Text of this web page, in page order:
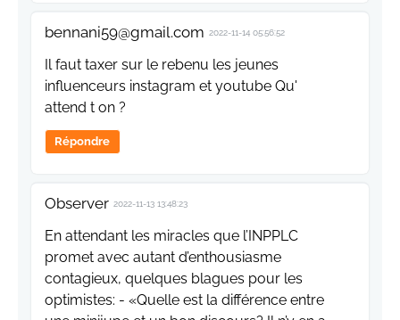
bennani59@gmail.com 2022-11-14 05:56:52
Il faut taxer sur le rebenu les jeunes
influenceurs instagram et youtube Qu'
attend t on ?
Répondre
Observer 2022-11-13 13:48:23
En attendant les miracles que l’INPPLC
promet avec autant d’enthousiasme
contagieux, quelques blagues pour les
optimistes: - «Quelle est la différence entre